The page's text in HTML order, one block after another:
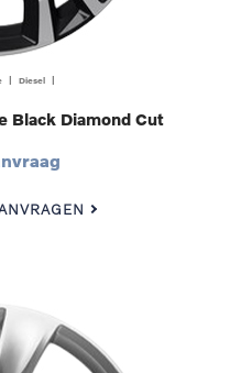
| Diesel |
Black Diamond Cut